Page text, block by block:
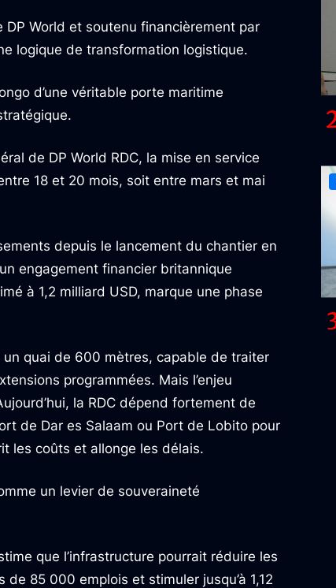
World et soutenu financièrement par
logique de transformation logistique.
d’une véritable porte maritime
de DP World RDC, la mise en service
18 et 20 mois, soit entre mars et mai
depuis le lancement du chantier en
engagement financier britannique
à 1,2 milliard USD, marque une phase
quai de 600 mètres, capable de traiter
programmées. Mais l’enjeu
la RDC dépend fortement de
de Dar es Salaam ou Port de Lobito pour
les coûts et allonge les délais.
un levier de souveraineté
que l’infrastructure pourrait réduire les
85 000 emplois et stimuler jusqu’à 1,12